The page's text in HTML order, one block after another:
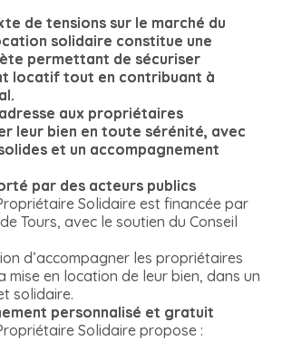
de tensions sur le marché du
solidaire constitue une
permettant de sécuriser
locatif tout en contribuant à
aux propriétaires
leur bien en toute sérénité, avec
et un accompagnement
par des acteurs publics
Solidaire est financée par
Tours, avec le soutien du Conseil
d’accompagner les propriétaires
mise en location de leur bien, dans un
solidaire.
personnalisé et gratuit
Solidaire propose :